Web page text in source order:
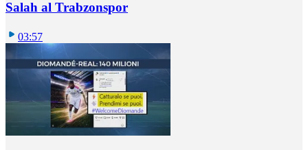
Salah al Trabzonspor
03:57